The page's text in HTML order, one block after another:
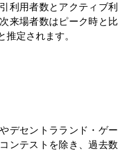
利用者数とアクティブ利
来場者数はピーク時と比
定されます。
デセントラランド・ゲー
ンテストを除き、過去数